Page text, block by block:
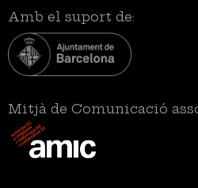
Amb el suport de:
Mitjà de Comunicació